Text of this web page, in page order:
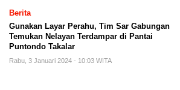
Berita
Gunakan Layar Perahu, Tim Sar Gabungan
Temukan Nelayan Terdampar di Pantai
Puntondo Takalar
Rabu, 3 Januari 2024 - 10:03 WITA